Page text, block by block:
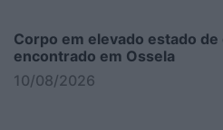
Corpo em elevado estado
encontrado em Ossela
10/08/2026